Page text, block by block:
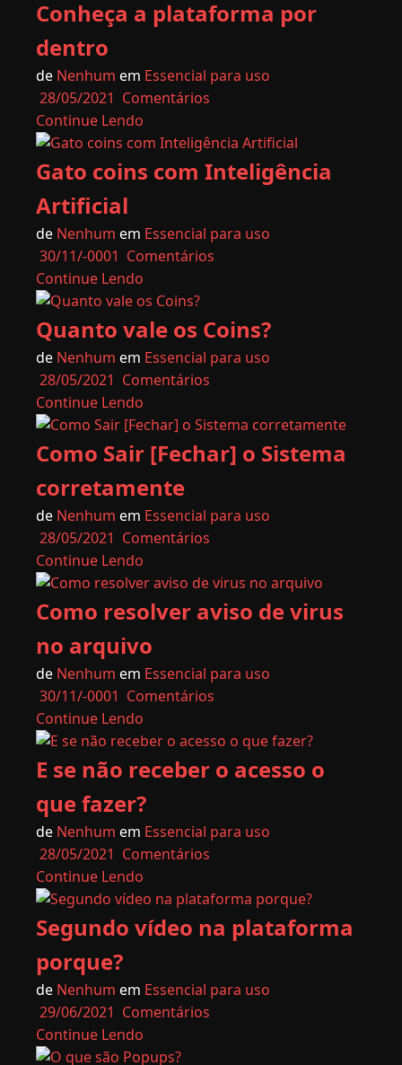
Conheça a plataforma por
dentro
de Nenhum em Essencial para uso
28/05/2021 Comentários
Continue Lendo
Gato coins com Inteligência
Artificial
de Nenhum em Essencial para uso
30/11/-0001 Comentários
Continue Lendo
Quanto vale os Coins?
de Nenhum em Essencial para uso
28/05/2021 Comentários
Continue Lendo
Como Sair [Fechar] o Sistema
corretamente
de Nenhum em Essencial para uso
28/05/2021 Comentários
Continue Lendo
Como resolver aviso de virus
no arquivo
de Nenhum em Essencial para uso
30/11/-0001 Comentários
Continue Lendo
E se não receber o acesso o
que fazer?
de Nenhum em Essencial para uso
28/05/2021 Comentários
Continue Lendo
Segundo vídeo na plataforma
porque?
de Nenhum em Essencial para uso
29/06/2021 Comentários
Continue Lendo